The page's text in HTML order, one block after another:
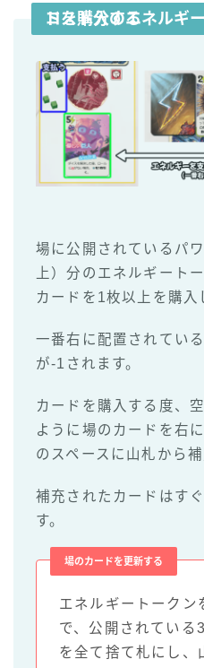
コスト分のエネルギーを支払い、パワーカードを購入する
場に公開されているパ
上）分のエネルギート
カードを1枚以上を購入
一番右に配置されてい
が-1されます。
カードを購入する度、
ように場のカードを右
のスペースに山札から補
補充されたカードはす
す。
場のカードを更新する
エネルギートークン
で、公開されている
を全て捨て札にし、